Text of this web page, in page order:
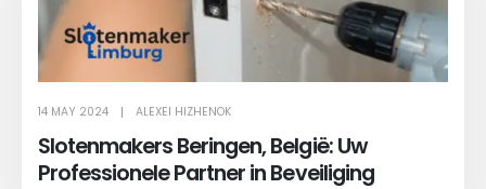
14 MAY 2024 ALEXEI HIZHENOK
Slotenmakers Beringen, België: Uw
Professionele Partner in Beveiliging